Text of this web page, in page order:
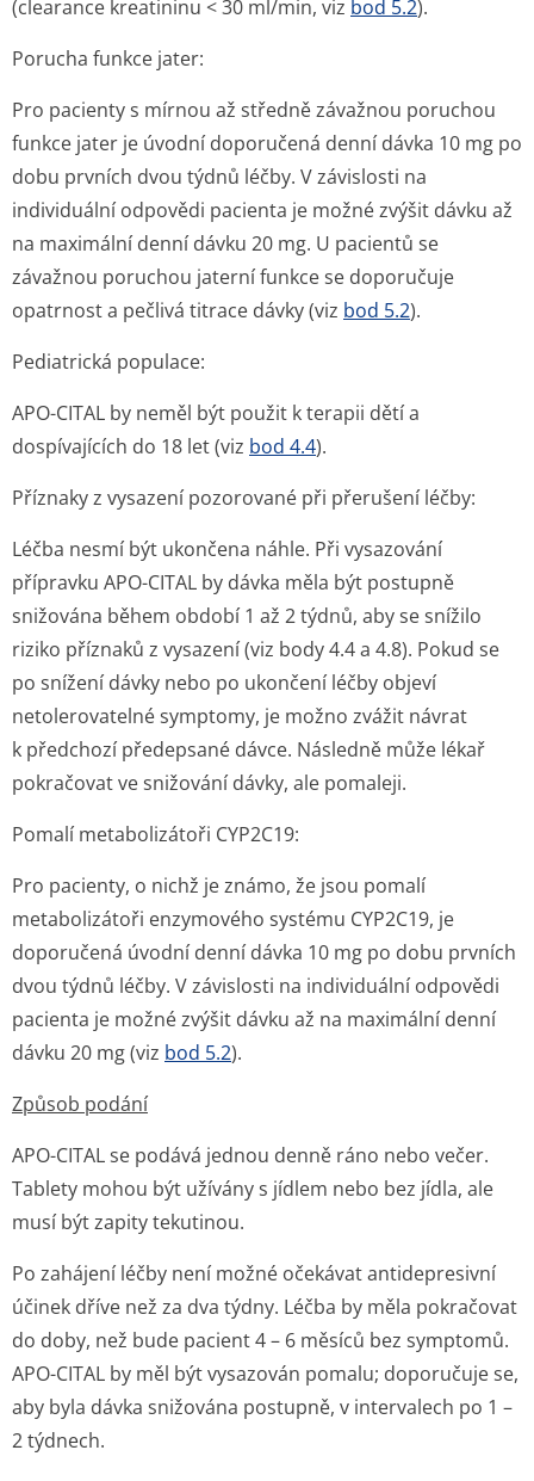
(clearance kreatininu < 30 ml/min, viz bod 5.2).
Porucha funkce jater:
Pro pacienty s mírnou až středně závažnou poruchou
funkce jater je úvodní doporučená denní dávka 10 mg po
dobu prvních dvou týdnů léčby. V závislosti na
individuální odpovědi pacienta je možné zvýšit dávku až
na maximální denní dávku 20 mg. U pacientů se
závažnou poruchou jaterní funkce se doporučuje
opatrnost a pečlivá titrace dávky (viz bod 5.2).
Pediatrická populace:
APO-CITAL by neměl být použit k terapii dětí a
dospívajících do 18 let (viz bod 4.4).
Příznaky z vysazení pozorované při přerušení léčby:
Léčba nesmí být ukončena náhle. Při vysazování
přípravku APO-CITAL by dávka měla být postupně
snižována během období 1 až 2 týdnů, aby se snížilo
riziko příznaků z vysazení (viz body 4.4 a 4.8). Pokud se
po snížení dávky nebo po ukončení léčby objeví
netolerovatelné symptomy, je možno zvážit návrat
k předchozí předepsané dávce. Následně může lékař
pokračovat ve snižování dávky, ale pomaleji.
Pomalí metabolizátoři CYP2C19:
Pro pacienty, o nichž je známo, že jsou pomalí
metabolizátoři enzymového systému CYP2C19, je
doporučená úvodní denní dávka 10 mg po dobu prvních
dvou týdnů léčby. V závislosti na individuální odpovědi
pacienta je možné zvýšit dávku až na maximální denní
dávku 20 mg (viz bod 5.2).
Způsob podání
APO-CITAL se podává jednou denně ráno nebo večer.
Tablety mohou být užívány s jídlem nebo bez jídla, ale
musí být zapity tekutinou.
Po zahájení léčby není možné očekávat antidepresivní
účinek dříve než za dva týdny. Léčba by měla pokračovat
do doby, než bude pacient 4 – 6 měsíců bez symptomů.
APO-CITAL by měl být vysazován pomalu; doporučuje se,
aby byla dávka snižována postupně, v intervalech po 1 –
2 týdnech.